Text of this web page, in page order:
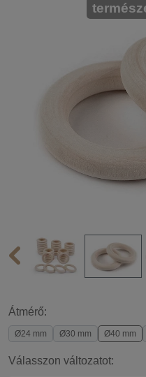
Átmérő:
Ø24 mm Ø30 mm Ø40 mm
Válasszon változatot: